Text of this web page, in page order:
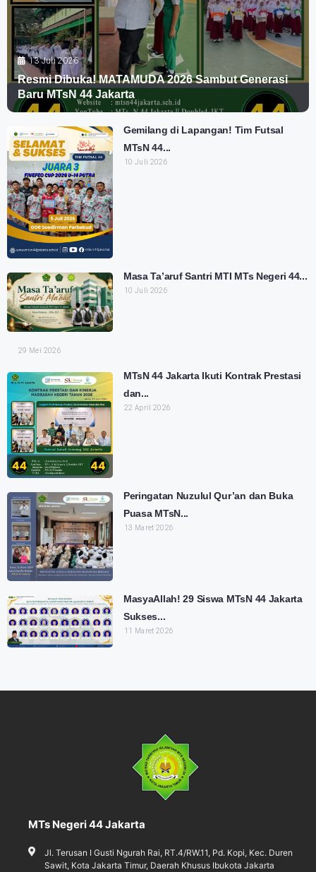
13 Juli 2026
Resmi Dibuka! MATAMUDA 2026 Sambut Generasi
Baru MTsN 44 Jakarta
Gemilang di Lapangan! Tim Futsal
MTsN 44...
10 Juli 2026
Masa Ta’aruf Santri MTI MTs Negeri 44...
10 Juli 2026
29 Mei 2026
MTsN 44 Jakarta Ikuti Kontrak Prestasi
dan...
22 April 2026
Peringatan Nuzulul Qur’an dan Buka
Puasa MTsN...
13 Maret 2026
MasyaAllah! 29 Siswa MTsN 44 Jakarta
Sukses...
11 Maret 2026
MTs Negeri 44 Jakarta
Jl. Terusan I Gusti Ngurah Rai, RT.4/RW.11, Pd. Kopi, Kec. Duren
Sawit, Kota Jakarta Timur, Daerah Khusus Ibukota Jakarta